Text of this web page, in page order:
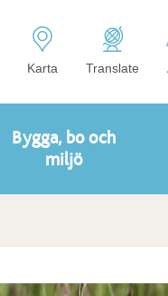
Karta Translate
Bygga, bo och
miljö